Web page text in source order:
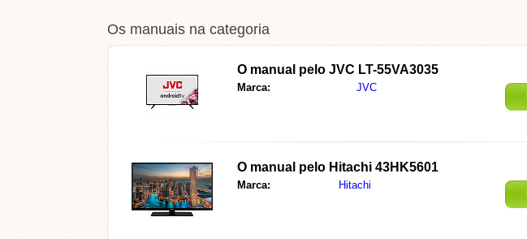
Os manuais na categoria
O manual pelo JVC LT-55VA3035
Marca: JVC
O manual pelo Hitachi 43HK5601
Marca: Hitachi